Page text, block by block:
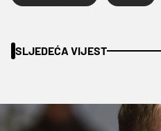
SLJEDEĆA VIJEST